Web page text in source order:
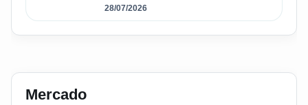
28/07/2026
Mercado